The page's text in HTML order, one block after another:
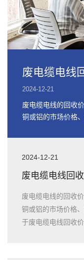
废电缆电线
2024-12-21
废电缆电线的回收
铜或铝的市场价格
2024-12-21
废电缆电线回
废电缆电线的回收
铜或铝的市场价格
于废电缆电线回收